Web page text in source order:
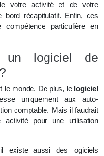
votre activité et de votre
bord récapitulatif. Enfin, ces
compétence particulière en
un logiciel de
le monde. De plus, le logiciel
uniquement aux auto-
comptable. Mais il faudrait
pour une utilisation
existe aussi des logiciels